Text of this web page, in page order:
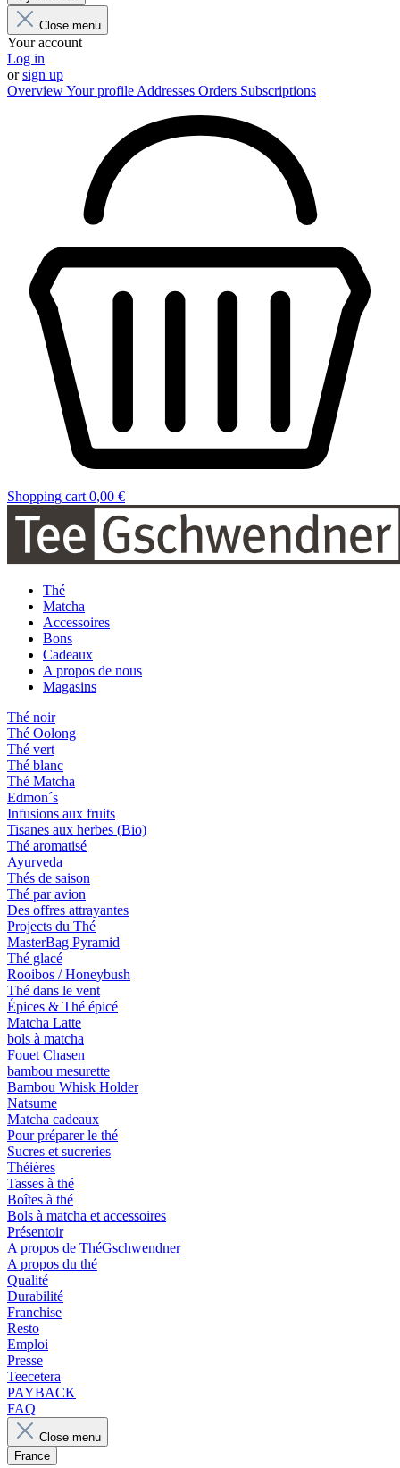
Close menu
Your account
Log in
orsign up
OverviewYour profile Addresses Orders Subscriptions
Shopping cart 0,00 €
Thé
Matcha
Accessoires
Bons
Cadeaux
A propos de nous
Magasins
Thé noir
Thé Oolong
Thé vert
Thé blanc
Thé Matcha
Edmon´s
Infusions aux fruits
Tisanes aux herbes (Bio)
Thé aromatisé
Ayurveda
Thés de saison
Thé par avion
Des offres attrayantes
Projects du Thé
MasterBag Pyramid
Thé glacé
Rooibos / Honeybush
Thé dans le vent
Épices & Thé épicé
Matcha Latte
bols à matcha
Fouet Chasen
bambou mesurette
Bambou Whisk Holder
Natsume
Matcha cadeaux
Pour préparer le thé
Sucres et sucreries
Théières
Tasses à thé
Boîtes à thé
Bols à matcha et accessoires
Présentoir
A propos de ThéGschwendner
A propos du thé
Qualité
Durabilité
Franchise
Resto
Emploi
Presse
Teecetera
PAYBACK
FAQ
Close menu
France